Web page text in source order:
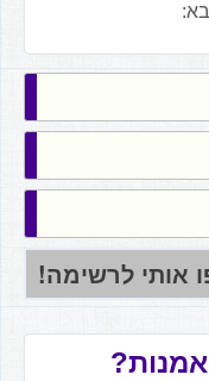
אמנות?